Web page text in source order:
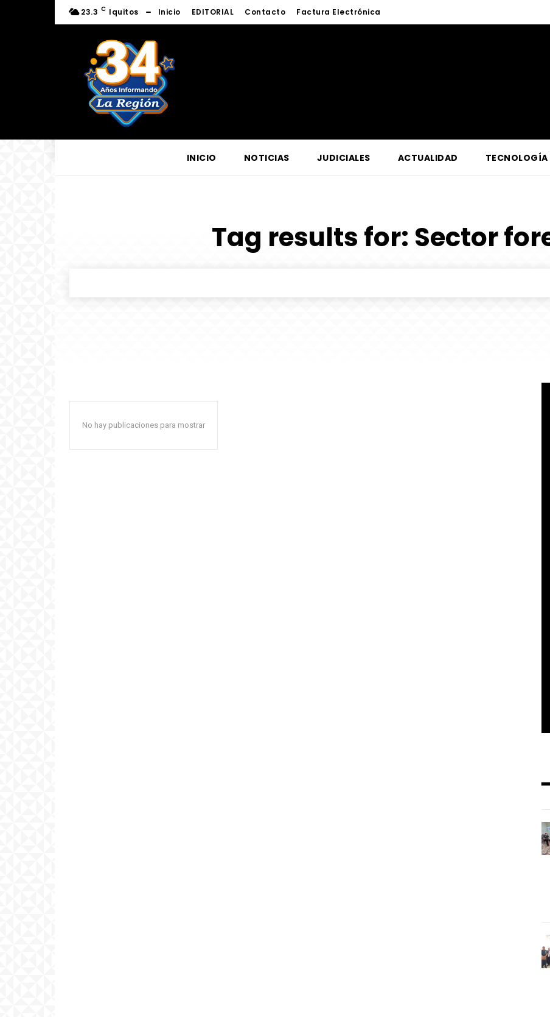
23.3 C Iquitos Inicio EDITORIAL Contacto Factura Electrónica
INICIO NOTICIAS JUDICIALES ACTUALIDAD TECNOLOGÍA
Tag results for: Sector
No hay publicaciones para mostrar